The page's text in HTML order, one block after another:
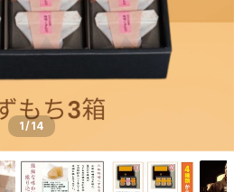
1/14